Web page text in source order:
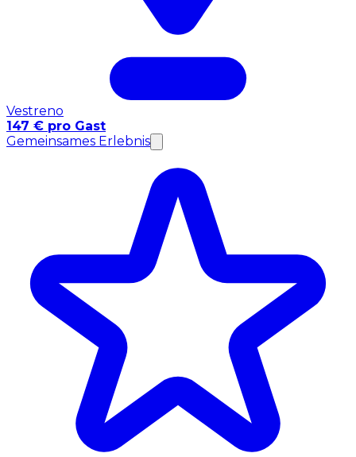
Vestreno
147 € pro Gast
Gemeinsames Erlebnis